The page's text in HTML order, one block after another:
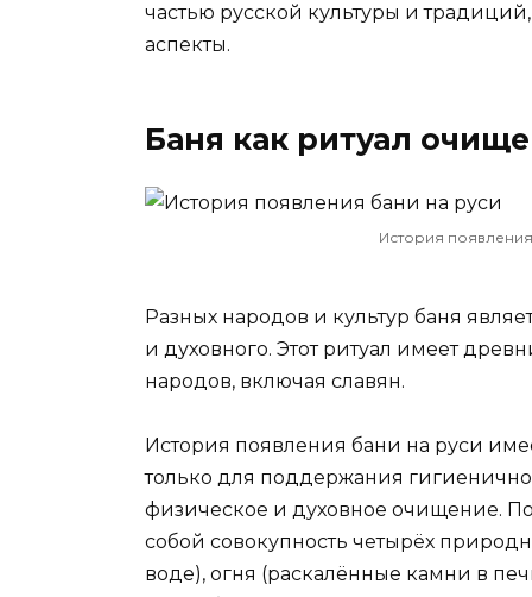
частью русской культуры и
аспекты.
Баня как ритуал
История
Разных народов и культур баня
и духовного. Этот ритуал имеет
народов, включая славян.
История появления бани на руси
только для поддержания
физическое и духовное очищение.
собой совокупность четырёх
воде), огня (раскалённые камни в